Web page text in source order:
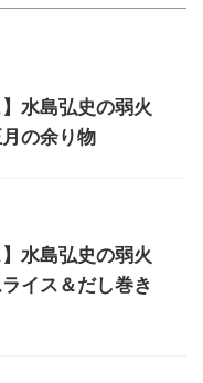
水島弘史の弱火
の余り物
水島弘史の弱火
イス＆だし巻き